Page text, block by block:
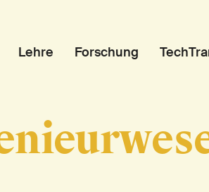
Lehre Forschung